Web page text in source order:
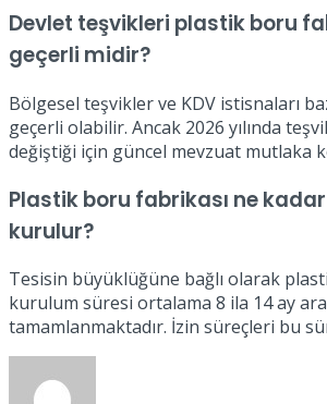
Devlet teşvikleri plastik boru
geçerli midir?
Bölgesel teşvikler ve KDV istisnaları
geçerli olabilir. Ancak 2026 yılında
değiştiği için güncel mevzuat mutlaka
Plastik boru fabrikası ne
kurulur?
Tesisin büyüklüğüne bağlı olarak
kurulum süresi ortalama 8 ila 14 ay
tamamlanmaktadır. İzin süreçleri bu